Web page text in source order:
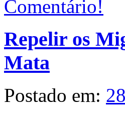
Comentário!
Repelir os
Mata
Postado em: